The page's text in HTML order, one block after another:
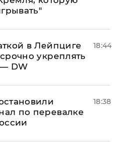
в Лейпциге
укреплять
DW
18:44
по перевалке
18:38